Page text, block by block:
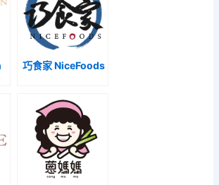
巧食家 NiceFoods